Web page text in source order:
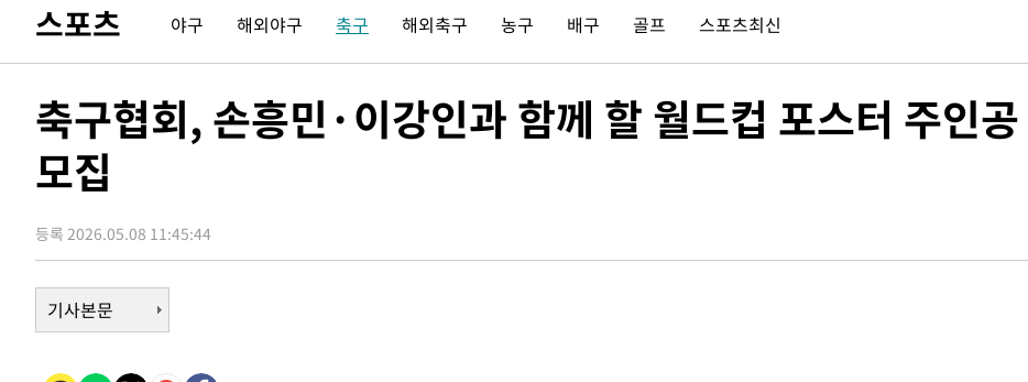
-24334초 전 >
[속보]코스닥, 2.15포인트(0.27%) 내린 797.44 출발
-24317초 전 >[속보]코스피, 119.51포인트(1.81%) 내린 6478.75 개장
-20715초 전 >서울 낮 39도 '폭염중대경보'…40도 관측 가능성도
-18077초 전 >
-10250초 전 >
임 3년 인터뷰
1시간 전 >[속보] "이란-오만, 호르무즈 해협 통행 항로 합의" 이란 외무부 대변인
-29754초 전 >
[속보]경찰, '홍명보 선임 논란' 대한축구협회·축구회관 등 압수수
색
-29141초 전 >[속보]산업장관 "美무역법 제301조 과잉생산 결과 발표 8월 중 예
-28934초 전 >[속보]코스피 매도사이드카 발동…4%대 급락
스포츠 야구 해외야구 축구 해외축구 농구 배구 골프 스포츠최신
축구협회, 손흥민·이강인과 함께 할 월드컵 포스터 주인공
모집
등록 2026.05.08 11:45:44
기사본문